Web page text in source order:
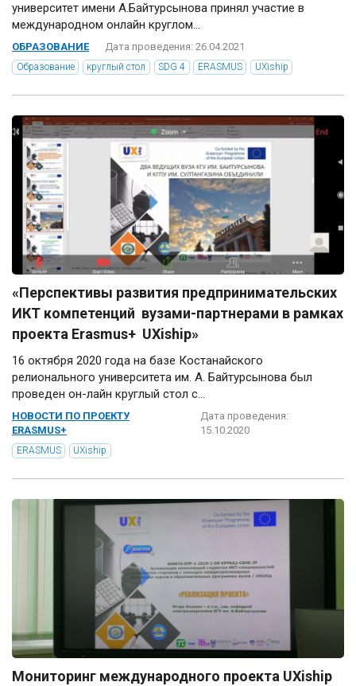
университет имени А.Байтурсынова принял участие в
международном онлайн круглом...
ОБРАЗОВАНИЕ Дата проведения: 26.04.2021
Образование круглый стол SDG 4 ERASMUS UXiship
«Перспективы развития предпринимательских
ИКТ компетенций вузами-партнерами в рамках
проекта Erasmus+ UXiship»
16 октября 2020 года на базе Костанайского
релионального университета им. А. Байтурсынова был
проведен он-лайн круглый стол с...
НОВОСТИ ПО ПРОЕКТУ
ERASMUS+
Дата проведения:
15.10.2020
ERASMUS UXiship
Мониторинг международного проекта UXiship